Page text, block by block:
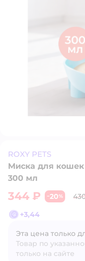
ROXY PETS
Миска для кошек
300 мл
344 ₽ −20%
+3,44
Эта цена только
Товар по
только на сайте